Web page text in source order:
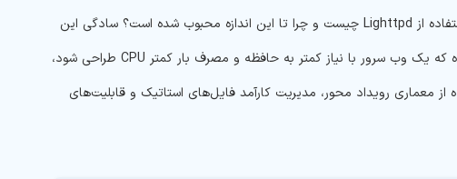
اما سوالی که در این مرحله پیش می‌آید این است که دلیل گسترش زودهنگام استفاده از Lighttpd چیست و چرا تا این اندازه محبوب شده است؟ سادگی این
پلتفرم، اصلی‌ترین دلیل محبوبیت آن است. هدف اصلی پشت Lighttpd این بوده که یک وب سرور با نیاز کمتر به حافظه و مصرف بار کمتر CPU طراحی شود،
از معماری رویداد محور، مدیریت کارآمد فایل‌های استاتیک و قابلیت‌های